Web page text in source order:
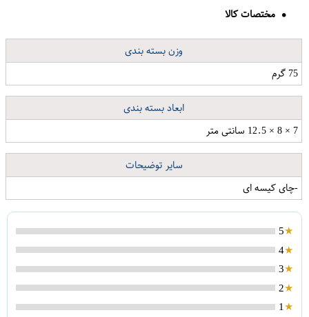
مختصات کالا
وزن بسته بندی
75 گرم
ابعاد بسته بندی
7 × 8 × 12.5 سانتی متر
سایر توضیحات
-چای کیسه ای
5
4
3
2
1